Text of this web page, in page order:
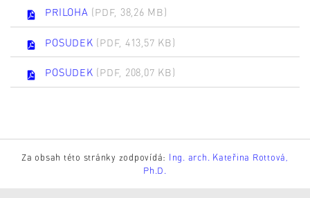
PRILOHA (PDF, 38,26 MB)
POSUDEK (PDF, 413,57 KB)
POSUDEK (PDF, 208,07 KB)
Za obsah této stránky zodpovídá: Ing. arch. Kateřina Rottová,
Ph.D.